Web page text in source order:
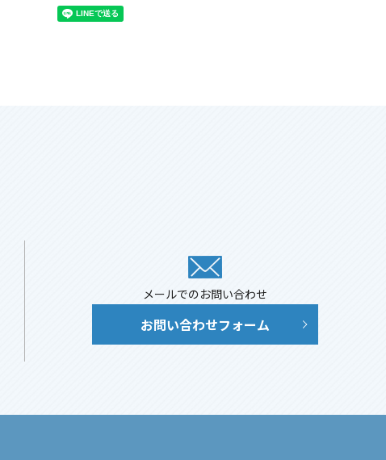
メールでのお問い合わせ
お問い合わせフォーム